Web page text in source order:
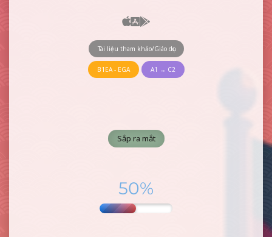
Tài liệu tham khảo/Giáo dục
B1EA - EGA A1 → C2
Sắp ra mắt
50%